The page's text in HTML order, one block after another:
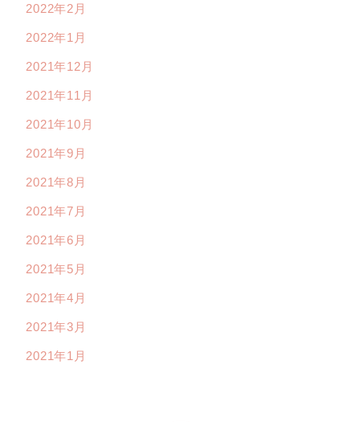
2022年2月
2022年1月
2021年12月
2021年11月
2021年10月
2021年9月
2021年8月
2021年7月
2021年6月
2021年5月
2021年4月
2021年3月
2021年1月